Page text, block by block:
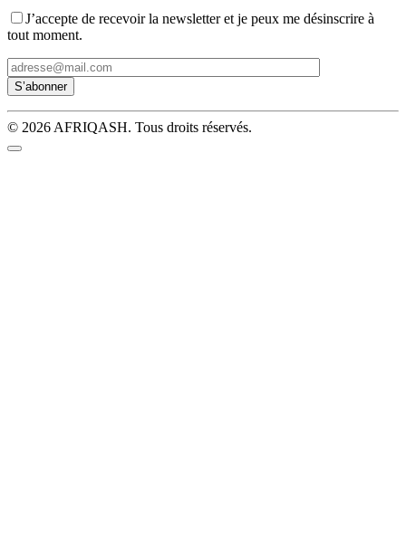
J’accepte de recevoir la newsletter et je peux me désinscrire à
tout moment.
© 2026 AFRIQASH. Tous droits réservés.